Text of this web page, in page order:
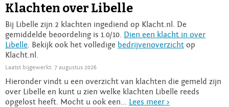
Login
Klachten over Libelle
Bij Libelle zijn 2 klachten ingediend op Klacht.nl. De
gemiddelde beoordeling is 1.0/10. Dien een klacht in over
Libelle . Bekijk ook het volledige bedrijvenoverzicht op
Klacht.nl.
Laatst bijgewerkt: 7 augustus 2026
Hieronder vindt u een overzicht van klachten die gemeld zijn
over Libelle en kunt u zien welke klachten Libelle reeds
opgelost heeft. Mocht u ook een... Lees meer >